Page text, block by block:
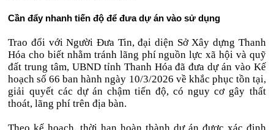
Cần đẩy nhanh tiến độ để đưa dự án vào sử dụng
Trao đổi với Người Đưa Tin, đại diện Sở Xây dựng Thanh
Hóa cho biết nhằm tránh lãng phí nguồn lực xã hội và quỹ
đất trung tâm, UBND tỉnh Thanh Hóa đã đưa dự án vào Kế
hoạch số 66 ban hành ngày 10/3/2026 về khắc phục tồn tại,
giải quyết các dự án chậm tiến độ, có nguy cơ gây thất
thoát, lãng phí trên địa bàn.